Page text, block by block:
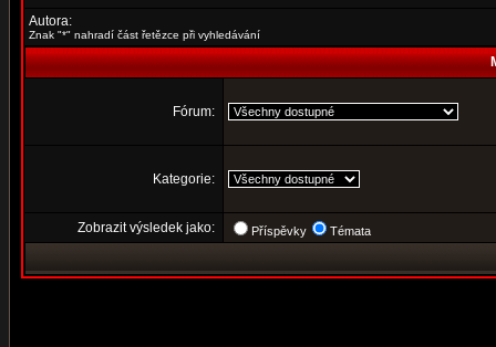
Autora:
Znak "*" nahradí část řetězce při vyhledávání
Fórum:
Kategorie:
Zobrazit výsledek jako: Příspěvky Témata